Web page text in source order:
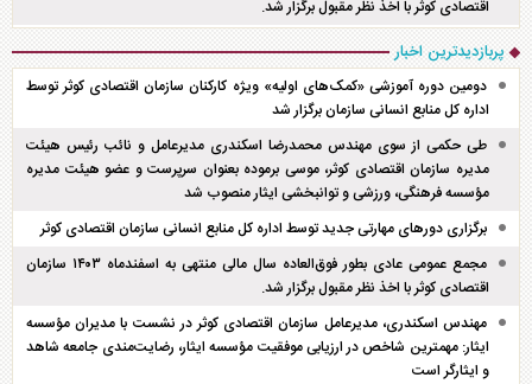
اقتصادی کوثر با اخذ نظر مقبول برگزار شد.
پربازدیدترین اخبار
دومین دوره آموزشی «کمک‌های اولیه» ویژه کارکنان سازمان اقتصادی کوثر توسط
اداره کل منابع انسانی سازمان برگزار شد
طی حکمی از سوی مهندس محمدرضا اسکندری مدیرعامل و نائب رئیس هیئت
مدیره سازمان اقتصادی کوثر، موسی برموده بعنوان سرپرست و عضو هیئت مدیره
مؤسسه فرهنگی، ورزشی و توانبخشی ایثار منصوب شد
برگزاری دور‌های مهارتی جدید توسط اداره کل منابع انسانی سازمان اقتصادی کوثر
مجمع عمومی عادی بطور فوق‌العاده سال مالی منتهی به اسفند‌ماه ۱۴۰۳ سازمان
اقتصادی کوثر با اخذ نظر مقبول برگزار شد.
مهندس اسکندری، مدیرعامل سازمان اقتصادی کوثر در نشست با مدیران مؤسسه
ایثار: مهمترین شاخص در ارزیابی موفقیت مؤسسه ایثار، رضایت‌مندی جامعه شاهد
و ایثارگر است